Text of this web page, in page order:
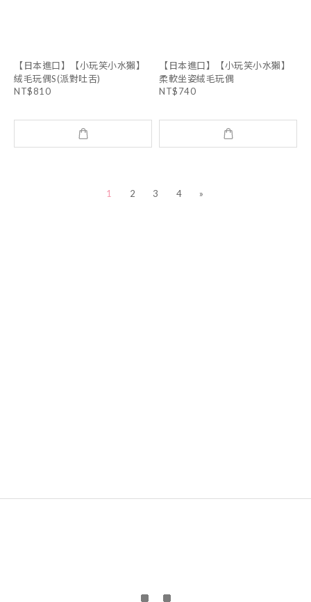
【日本進口】【小玩笑小水獺】
絨毛玩偶S(派對吐舌)
NT$810
【日本進口】【小玩笑小水獺】
柔軟坐姿絨毛玩偶
NT$740
1 2 3 4 »